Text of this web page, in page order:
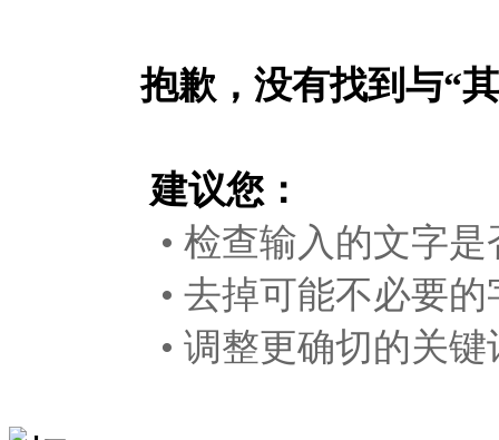
抱歉，没有找到与“
建议您：
• 检查输入的文字是
• 去掉可能不必要
• 调整更确切的关